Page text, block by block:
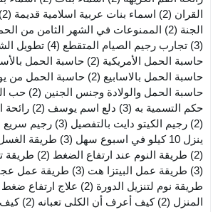
القران (2) اسماء بنات عربية اسلامية قديمة (2)
الجنة (2) الممنوعات في الشهر الثامن من
(3)
تجارب رجيم الصيام المتقطع (4) تطويل
حاسبة الحمل الأمريكية (2) حاسبة الحمل
حاسبة الحمل بالاسابيع (2) حاسبة الحمل من
حاسبة الحمل والولادة وجنس الجنين (2) حب
حكم التسمية به (3) دلع اسم يوسف (2)
رائحة
(2)
رجيم الكيتو دايت بالتفصيل (3) رجيم سريع
ينزل 10 كيلو في اسبوع سهل
(3)
طريقة
(2)
طريقة النوم عند ارتفاع الضغط (2)
طريقة
(3)
طريقة عمل البيتزا هت (3) طريقة عمل
طريقة نوم لتنزيل الدورة (2)
علاج ارتفاع
المنزل (2) كيف أعرف أن الكلى تعبانه (2)
كيف